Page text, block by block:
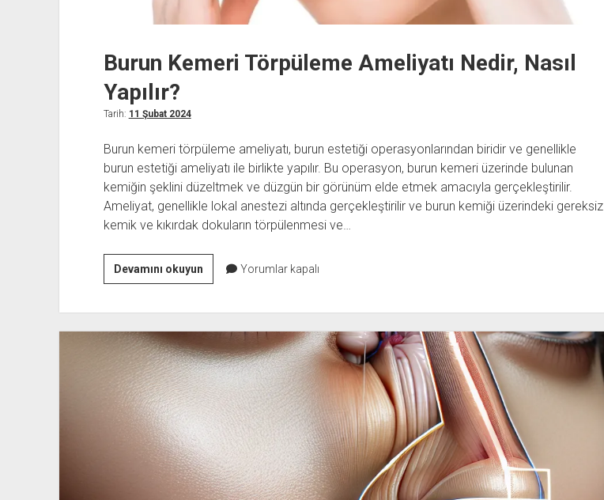
Burun Kemeri Törpüleme Ameliyatı Nedir, Nasıl
Yapılır?
Tarih: 11 Şubat 2024
Burun kemeri törpüleme ameliyatı, burun estetiği operasyonlarından biridir ve genellikle
burun estetiği ameliyatı ile birlikte yapılır. Bu operasyon, burun kemeri üzerinde bulunan
kemiğin şeklini düzeltmek ve düzgün bir görünüm elde etmek amacıyla gerçekleştirilir.
Ameliyat, genellikle lokal anestezi altında gerçekleştirilir ve burun kemiği üzerindeki gereksiz
kemik ve kıkırdak dokuların törpülenmesi ve…
Devamını okuyunBurun
Kemeri
Nasıl
Yapılır?
Yorumlar kapalı